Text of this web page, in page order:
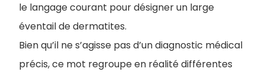
le langage courant pour désigner un large
éventail de dermatites.
Bien qu’il ne s’agisse pas d’un diagnostic médical
précis, ce mot regroupe en réalité différentes